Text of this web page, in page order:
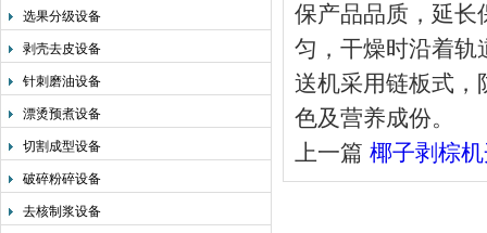
选果分级设备
剥壳去皮设备
针刺磨油设备
漂烫预煮设备
切割成型设备
破碎粉碎设备
去核制浆设备
保产品品质，延长
匀，干燥时沿着轨
送机采用链板式，
色及营养成份。
上一篇 椰子剥棕